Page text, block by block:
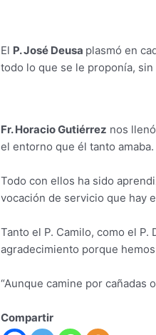
El P. José Deusa plasmó en
todo lo que se le proponía,
Fr. Horacio Gutiérrez nos
el entorno que él tanto
Todo con ellos ha sido
vocación de servicio que hay
Tanto el P. Camilo, como el
agradecimiento porque
“Aunque camine por cañadas
Compartir